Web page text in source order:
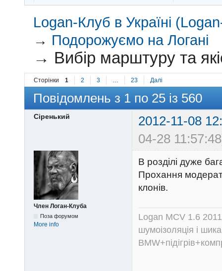
Logan-Клуб в Україні
→ Подорожуємо на Логані
→ Вибір марштуру та
Сторінки 1 2 3 23 Далі
Повідомлень з 1 по 25 із 560
Сіренький
2012-11-08
04-28
Член Логан-Клуба
Поза форумом
More info
В розділі дуже
Прохання
клонів.
Logan MCV 1.6
шумоізоляція і